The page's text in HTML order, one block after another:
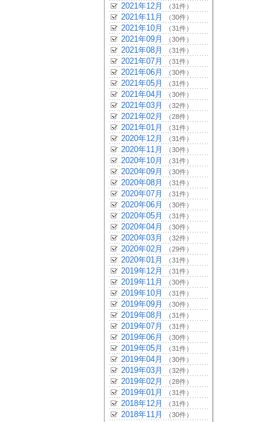
2021年12月 （31件）
2021年11月 （30件）
2021年10月 （31件）
2021年09月 （30件）
2021年08月 （31件）
2021年07月 （31件）
2021年06月 （30件）
2021年05月 （31件）
2021年04月 （30件）
2021年03月 （32件）
2021年02月 （28件）
2021年01月 （31件）
2020年12月 （31件）
2020年11月 （30件）
2020年10月 （31件）
2020年09月 （30件）
2020年08月 （31件）
2020年07月 （31件）
2020年06月 （30件）
2020年05月 （31件）
2020年04月 （30件）
2020年03月 （32件）
2020年02月 （29件）
2020年01月 （31件）
2019年12月 （31件）
2019年11月 （30件）
2019年10月 （31件）
2019年09月 （30件）
2019年08月 （31件）
2019年07月 （31件）
2019年06月 （30件）
2019年05月 （31件）
2019年04月 （30件）
2019年03月 （32件）
2019年02月 （28件）
2019年01月 （31件）
2018年12月 （31件）
2018年11月 （30件）